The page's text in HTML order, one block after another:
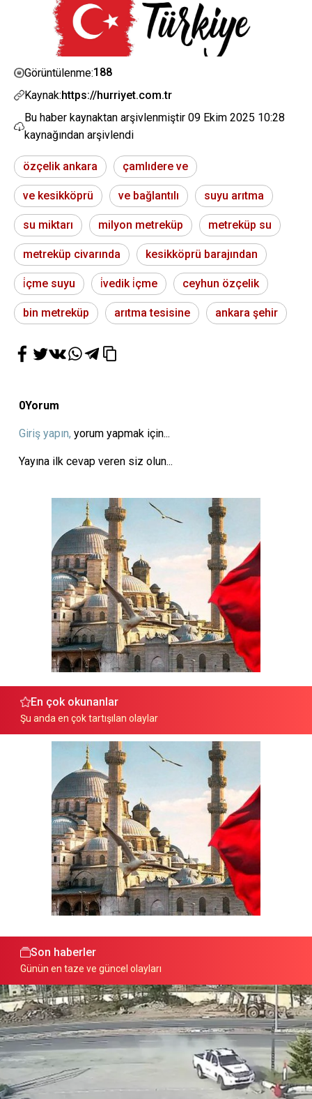
Görüntülenme:188
Kaynak:https://hurriyet.com.tr
Bu haber kaynaktan arşivlenmiştir 09 Ekim 2025 10:28
kaynağından arşivlendi
özçelik ankara çamlıdere ve
ve kesikköprü ve bağlantılı suyu arıtma
su miktarı milyon metreküp metreküp su
metreküp civarında kesikköprü barajından
i̇çme suyu i̇vedik i̇çme ceyhun özçelik
bin metreküp arıtma tesisine ankara şehir
0Yorum
Giriş yapın, yorum yapmak için...
Yayına ilk cevap veren siz olun...
En çok okunanlar
Şu anda en çok tartışılan olaylar
Son haberler
Günün en taze ve güncel olayları